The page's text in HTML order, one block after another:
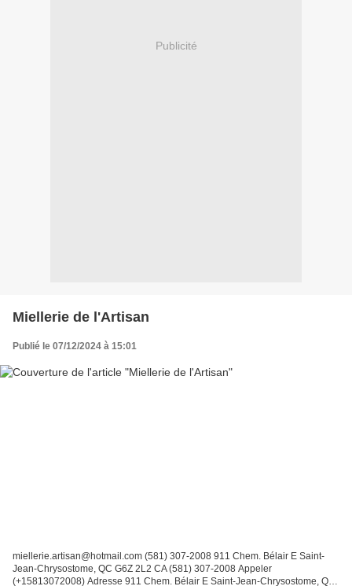
Publicité
Miellerie de l'Artisan
Publié le 07/12/2024 à 15:01
miellerie.artisan@hotmail.com (581) 307-2008 911 Chem. Bélair E Saint-
Jean-Chrysostome, QC G6Z 2L2 CA (581) 307-2008 Appeler
(+15813072008) Adresse 911 Chem. Bélair E Saint-Jean-Chrysostome, QC